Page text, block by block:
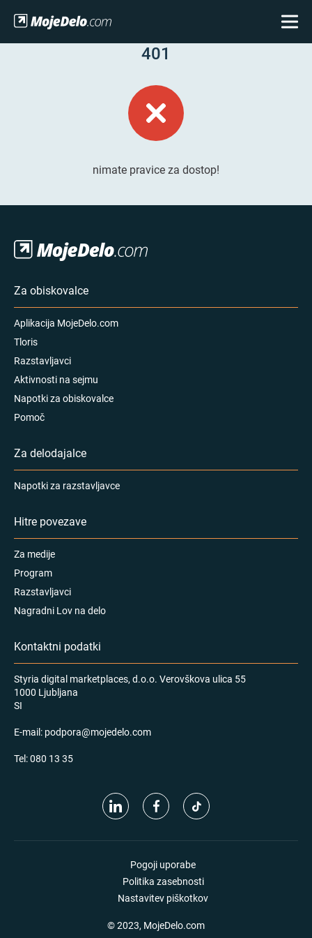
401
nimate pravice za dostop!
Za obiskovalce
Aplikacija MojeDelo.com
Tloris
Razstavljavci
Aktivnosti na sejmu
Napotki za obiskovalce
Pomoč
Za delodajalce
Napotki za razstavljavce
Hitre povezave
Za medije
Program
Razstavljavci
Nagradni Lov na delo
Kontaktni podatki
Styria digital marketplaces, d.o.o. Verovškova ulica 55
1000 Ljubljana
SI
E-mail: podpora@mojedelo.com
Tel:080 13 35
Pogoji uporabe
Politika zasebnosti
Nastavitev piškotkov
© 2023, MojeDelo.com